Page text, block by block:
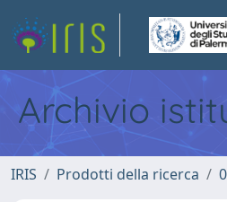
Archivio
IRIS Prodotti della ricerca